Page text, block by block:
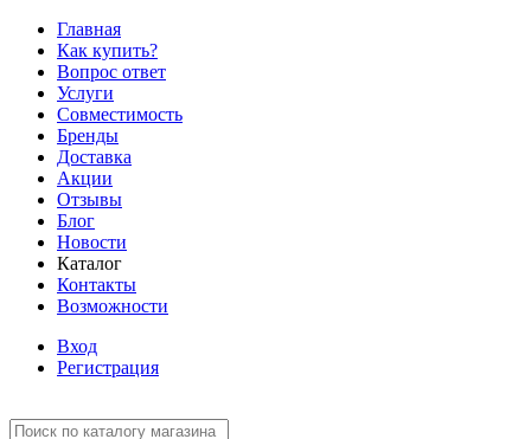
Главная
Как купить?
Вопрос ответ
Услуги
Совместимость
Бренды
Доставка
Акции
Отзывы
Блог
Новости
Каталог
Контакты
Возможности
Вход
Регистрация